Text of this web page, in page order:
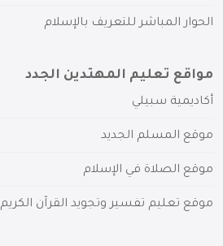
الحوار المباشر للتعريف بالإسلام
مواقع تعليم المهتدين الجدد
أكاديمية سبيلي
موقع المسلم الجديد
موقع الصلاة في الإسلام
موقع تعليم تفسير وتجويد القرآن الكريم